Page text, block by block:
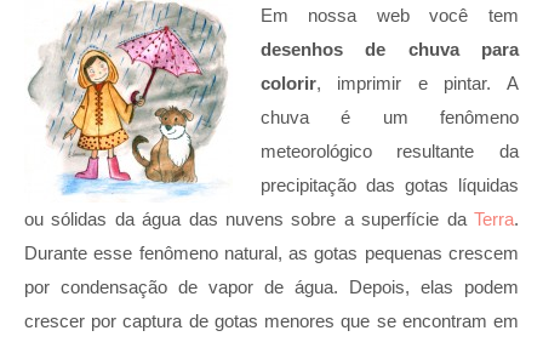
Em nossa web você tem
desenhos de chuva para
colorir, imprimir e pintar. A
chuva é um fenômeno
meteorológico resultante da
precipitação das gotas líquidas
ou sólidas da água das nuvens sobre a superfície da Terra.
Durante esse fenômeno natural, as gotas pequenas crescem
por condensação de vapor de água. Depois, elas podem
crescer por captura de gotas menores que se encontram em